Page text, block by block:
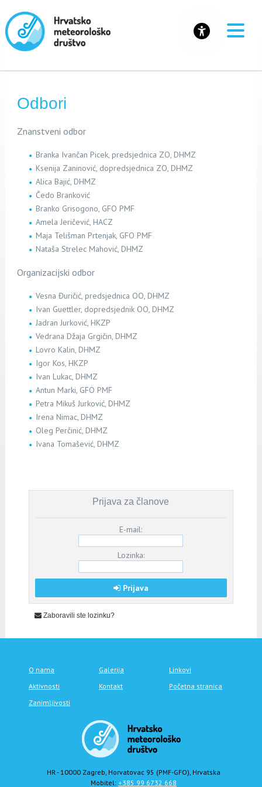
Odbori
Znanstveni odbor
Branka Ivančan Picek, predsjednica ZO, DHMZ
Ksenija Zaninović, dopredsjednica ZO, DHMZ
Alica Bajić, DHMZ
Čedo Branković
Branko Grisogono, GFO PMF
Amela Jeričević, HACZ
Maja Telišman Prtenjak, GFO PMF
Nataša Strelec Mahović, DHMZ
Organizacijski odbor
Vesna Đuričić, predsjednica OO, DHMZ
Ivan Guettler, dopredsjednik OO, DHMZ
Jadran Jurković, HKZP
Vedrana Džaja Grgičin, DHMZ
Lovro Kalin, DHMZ
Igor Kos, HKZP
Ivan Lukac, DHMZ
Antun Marki, GFO PMF
Petra Mikuš Jurković, DHMZ
Irena Nimac, DHMZ
Oleg Perčinić, DHMZ
Ivana Tomašević, DHMZ
Prijava za članove
E-mail:
Lozinka:
Prijava
Zaboravili ste lozinku?
O nama Galerija
Linkovi
Aktivnosti
Kontakt
Početna stranica
Zanimljivosti
HR - 10000 Zagreb, Horvatovac 95 (PMF-GFO), Hrvatska
Mobitel: +385 99 6732 668